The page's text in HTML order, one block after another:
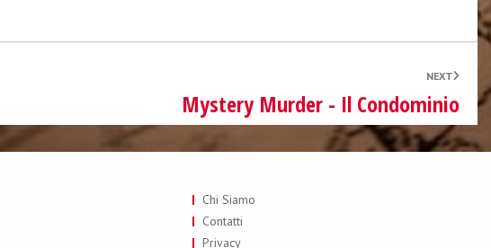
NEXT
Mystery Murder - Il Condominio
Chi Siamo
Contatti
Privacy